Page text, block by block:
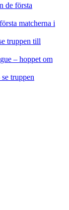
de första
matcherna i
truppen till
– hoppet om
truppen